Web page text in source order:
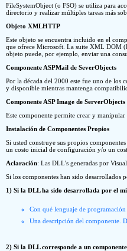
FileSystemObject (o FSO) se utiliza para
directorio y realizar múltiples tareas más
Objeto XMLHTTP
Este objeto se encuentra incluido en el
que ofrece Microsoft. La suite XML DOM
objeto puede, por ejemplo, enviar una
Componente ASPMail de SeverObjects
Por la década del 2000 este fue uno de los
y disponible mientras mantenga
Componente ASP Image de ServerObjects
Este componente permite crear y
Instalación de Componentes Propios
Si usted construye sus propios
un costo inicial de configuración y/o un
Aclaración: Las DLL's generadas por
Si los componentes han sido desarrollados
1) Si la DLL ha sido desarrollada por el
Con qué lenguaje de
Una descripción del componente.
2) Si la DLL corresponde a un